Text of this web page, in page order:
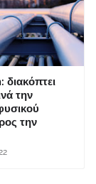
διακόπτει
την
την